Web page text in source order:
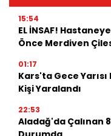
15:54
EL İNSAF!
Önce Merdiven
01:17
Kars'ta Gece
Kişi Yaralandı
22:53
Aladağ'da Çalınan